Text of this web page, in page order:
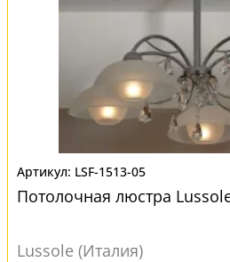
LSF-1513-05
Потолочная люстра
Lussole (Италия)